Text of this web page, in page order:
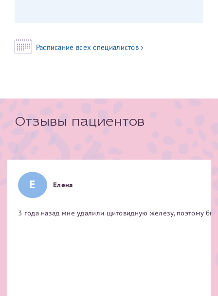
Расписание всех специалистов
Отзывы пациентов
Е Елена
3 года назад мне удалили щитовидную железу, поэтому